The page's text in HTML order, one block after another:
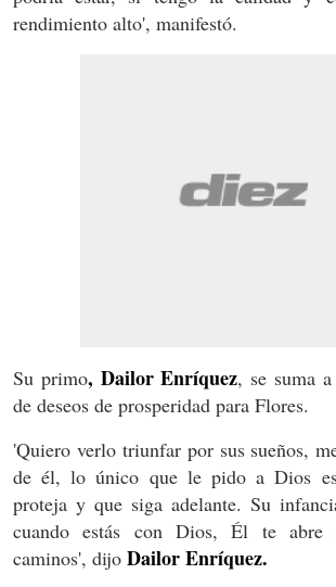
rendimiento alto', manifestó.
Su primo, Dailor Enríquez, se suma
de deseos de prosperidad para Flores.
'Quiero verlo triunfar por sus sueños,
de él, lo único que le pido a Dios
proteja y que siga adelante. Su
cuando estás con Dios, Él te abre
caminos', dijo Dailor Enríquez.